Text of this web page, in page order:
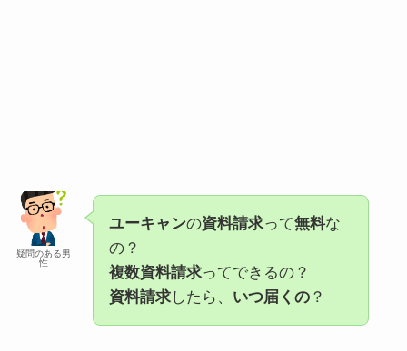
疑問のある男
性
ユーキャンの資料請求って無料な
の？
複数資料請求ってできるの？
資料請求したら、 いつ届くの？